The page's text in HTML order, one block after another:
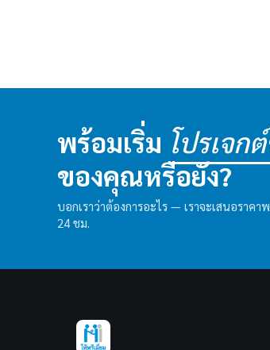
พร้อมเริ่ม โปรเจก
ของคุณหรือยัง?
บอกเราว่าต้องการอะไร — เราจะเสนอราค
24 ชม.